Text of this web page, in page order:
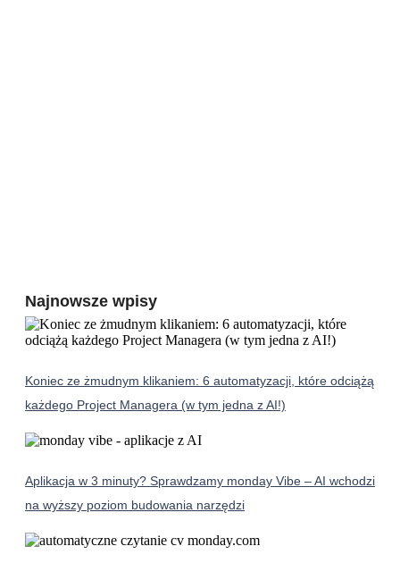
Najnowsze wpisy
Koniec ze żmudnym klikaniem: 6 automatyzacji, które odciążą
każdego Project Managera (w tym jedna z AI!)
Aplikacja w 3 minuty? Sprawdzamy monday Vibe – AI wchodzi
na wyższy poziom budowania narzędzi